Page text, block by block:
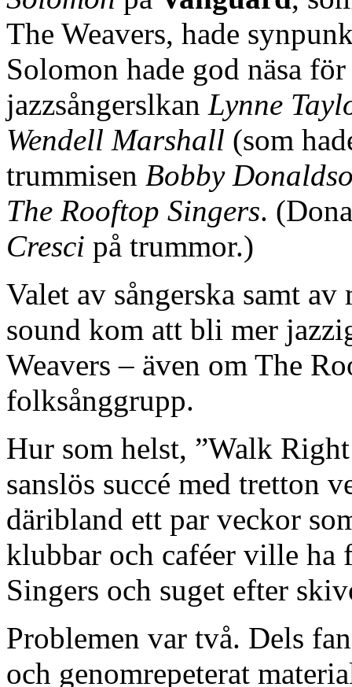
The Weavers, hade
Solomon hade god näsa
jazzsångerslkan Lynne
Wendell Marshall (som
trummisen Bobby
The Rooftop Singers.
Cresci på trummor.)
Valet av sångerska samt
sound kom att bli mer
Weavers – även om The
folksånggrupp.
Hur som helst, ”Walk
sanslös succé med tretton
däribland ett par veckor
klubbar och caféer ville ha
Singers och suget efter
Problemen var två. Dels
och genomrepeterat